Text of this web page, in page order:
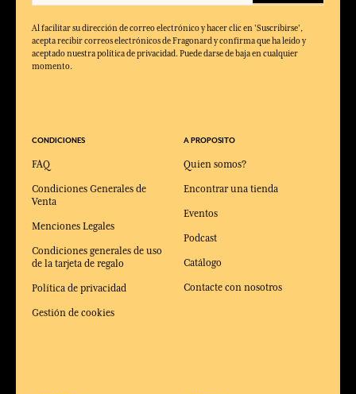
Al facilitar su dirección de correo electrónico y hacer clic en 'Suscribirse',
acepta recibir correos electrónicos de Fragonard y confirma que ha leído y
aceptado nuestra política de privacidad. Puede darse de baja en cualquier
momento.
CONDICIONES
FAQ
Condiciones Generales de
Venta
Menciones Legales
Condiciones generales de uso
de la tarjeta de regalo
Política de privacidad
Gestión de cookies
A PROPOSITO
Quien somos?
Encontrar una tienda
Eventos
Podcast
Catálogo
Contacte con nosotros